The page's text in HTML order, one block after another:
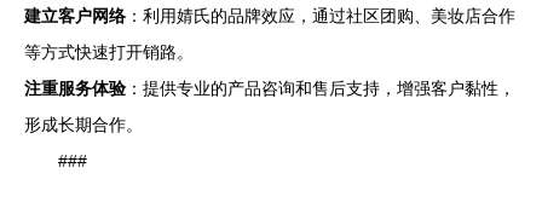
建立客户网络 ：利用婧氏的品牌效应，通过社区团购、美妆店合作
等方式快速打开销路。
注重服务体验 ：提供专业的产品咨询和售后支持，增强客户黏性，
形成长期合作。
###